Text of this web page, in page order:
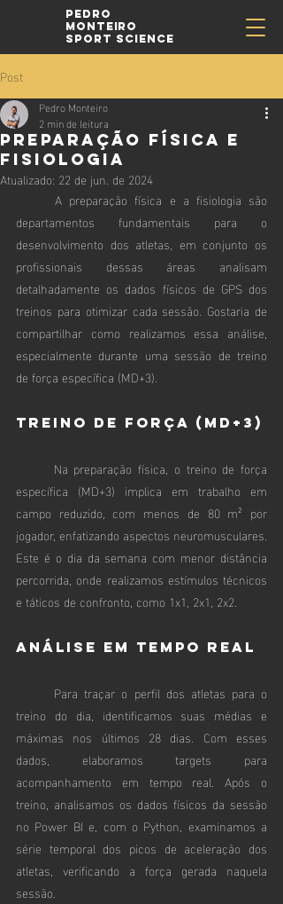
Pedro
Monteiro
Sport Science
Post
Preparação Física e
Fisiologia
Pedro Monteiro
2 min de leitura
Atualizado: 22 de jun. de 2024
A preparação física e a fisiologia são
departamentos fundamentais para o
desenvolvimento dos atletas, em conjunto os
profissionais dessas áreas analisam
detalhadamente os dados físicos de GPS dos
treinos para otimizar cada sessão. Gostaria de
compartilhar como realizamos essa análise,
especialmente durante uma sessão de treino
de força específica (MD+3).
Treino de Força (MD+3)
específica (MD+3) implica em trabalho em
campo reduzido, com menos de 80 m² por
jogador, enfatizando aspectos neuromusculares.
Este é o dia da semana com menor distância
percorrida, onde realizamos estímulos técnicos
e táticos de confronto, como 1x1, 2x1, 2x2.
Análise em Tempo Real
treino do dia, identificamos suas médias e
máximas nos últimos 28 dias. Com esses
dados, elaboramos targets para
acompanhamento em tempo real. Após o
treino, analisamos os dados físicos da sessão
no Power BI e, com o Python, examinamos a
série temporal dos picos de aceleração dos
atletas, verificando a força gerada naquela
sessão.